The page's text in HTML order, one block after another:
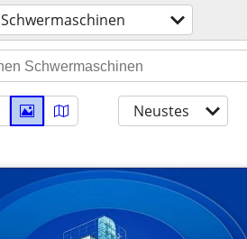
Schwermaschinen
Neustes